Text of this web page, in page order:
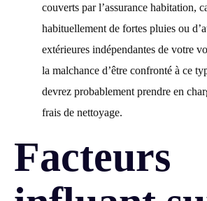
couverts par l’assurance habitation,
habituellement de fortes pluies ou
extérieures indépendantes de votre
la malchance d’être confronté à ce
devrez probablement prendre en
frais de nettoyage.
Facteurs